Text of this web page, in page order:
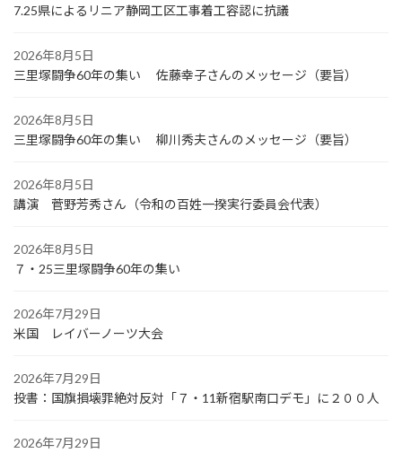
7.25県によるリニア静岡工区工事着工容認に抗議
2026年8月5日
三里塚闘争60年の集い 佐藤幸子さんのメッセージ（要旨）
2026年8月5日
三里塚闘争60年の集い 柳川秀夫さんのメッセージ（要旨）
2026年8月5日
講演 菅野芳秀さん（令和の百姓一揆実行委員会代表）
2026年8月5日
７・25三里塚闘争60年の集い
2026年7月29日
米国 レイバーノーツ大会
2026年7月29日
投書：国旗損壊罪絶対反対「７・11新宿駅南口デモ」に２００人
2026年7月29日